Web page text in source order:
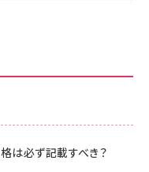
は必ず記載すべき？